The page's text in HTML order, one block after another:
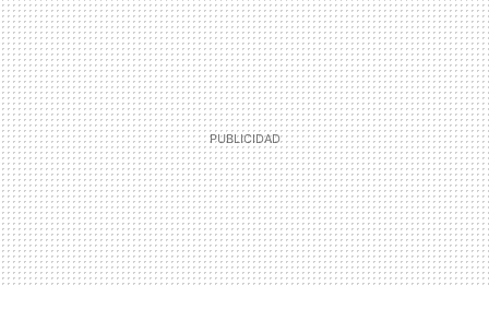
MAIL